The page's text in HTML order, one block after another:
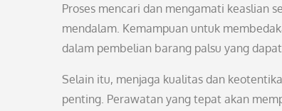
Proses mencari dan mengamati keaslian
mendalam. Kemampuan untuk
dalam pembelian barang palsu yang
Selain itu, menjaga kualitas dan
penting. Perawatan yang tepat akan